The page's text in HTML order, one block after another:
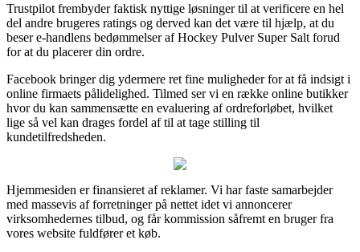
Trustpilot frembyder faktisk nyttige løsninger til at verificere en hel
del andre brugeres ratings og derved kan det være til hjælp, at du
beser e-handlens bedømmelser af Hockey Pulver Super Salt forud
for at du placerer din ordre.
Facebook bringer dig ydermere ret fine muligheder for at få indsigt i
online firmaets pålidelighed. Tilmed ser vi en række online butikker
hvor du kan sammensætte en evaluering af ordreforløbet, hvilket
lige så vel kan drages fordel af til at tage stilling til
kundetilfredsheden.
Hjemmesiden er finansieret af reklamer. Vi har faste samarbejder
med massevis af forretninger på nettet idet vi annoncerer
virksomhedernes tilbud, og får kommission såfremt en bruger fra
vores website fuldfører et køb.